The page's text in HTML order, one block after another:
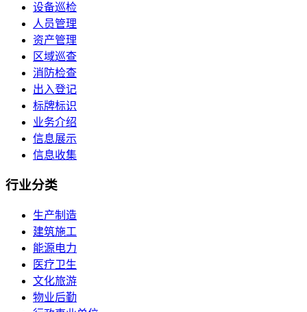
设备巡检
人员管理
资产管理
区域巡查
消防检查
出入登记
标牌标识
业务介绍
信息展示
信息收集
行业分类
生产制造
建筑施工
能源电力
医疗卫生
文化旅游
物业后勤